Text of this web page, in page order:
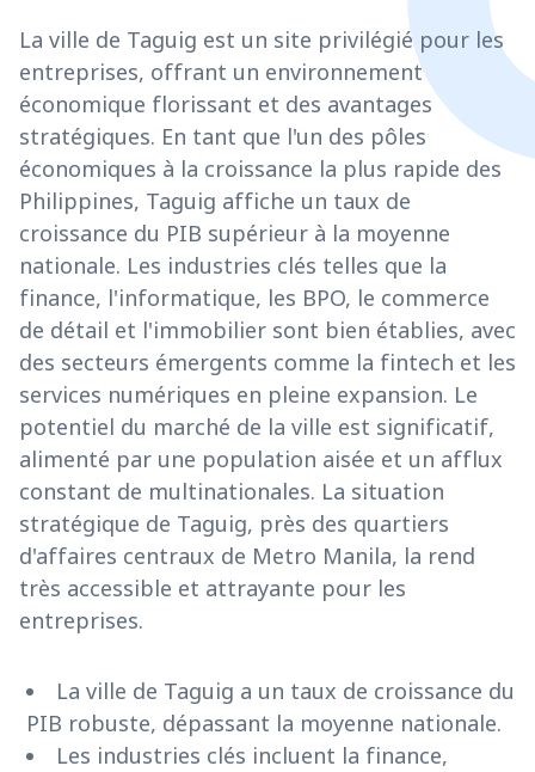
La ville de Taguig est un site privilégié pour les
entreprises, offrant un environnement
économique florissant et des avantages
stratégiques. En tant que l'un des pôles
économiques à la croissance la plus rapide des
Philippines, Taguig affiche un taux de
croissance du PIB supérieur à la moyenne
nationale. Les industries clés telles que la
finance, l'informatique, les BPO, le commerce
de détail et l'immobilier sont bien établies, avec
des secteurs émergents comme la fintech et les
services numériques en pleine expansion. Le
potentiel du marché de la ville est significatif,
alimenté par une population aisée et un afflux
constant de multinationales. La situation
stratégique de Taguig, près des quartiers
d'affaires centraux de Metro Manila, la rend
très accessible et attrayante pour les
entreprises.
La ville de Taguig a un taux de croissance du
PIB robuste, dépassant la moyenne nationale.
Les industries clés incluent la finance,